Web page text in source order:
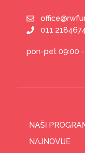
011
pon-pet 09:00 -
NAŠI
NAJNOVIJE